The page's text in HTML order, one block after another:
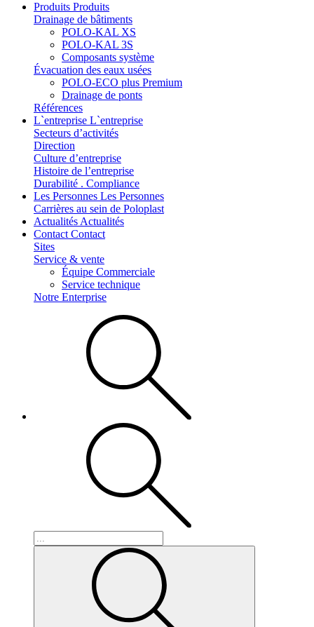
Produits Produits
Drainage de bâtiments
POLO-KAL XS
POLO-KAL 3S
Composants système
Évacuation des eaux usées
POLO-ECO plus Premium
Drainage de ponts
Références
L`entreprise L`entreprise
Secteurs d’activités
Direction
Culture d’entreprise
Histoire de l’entreprise
Durabilité . Compliance
Les Personnes Les Personnes
Carrières au sein de Poloplast
Actualités Actualités
Contact Contact
Sites
Service & vente
Équipe Commerciale
Service technique
Notre Enterprise